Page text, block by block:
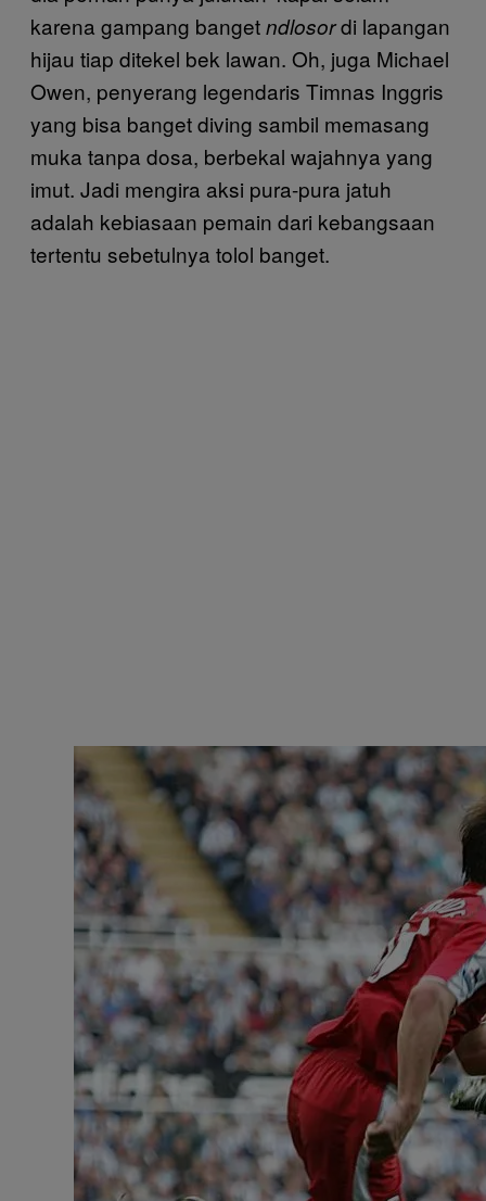
karena gampang bangetndlosordi lapangan
hijau tiap ditekel bek lawan. Oh, juga Michael
Owen, penyerang legendaris Timnas Inggris
yang bisa banget diving sambil memasang
muka tanpa dosa, berbekal wajahnya yang
imut. Jadi mengira aksi pura-pura jatuh
adalah kebiasaan pemain dari kebangsaan
tertentu sebetulnya tolol banget.